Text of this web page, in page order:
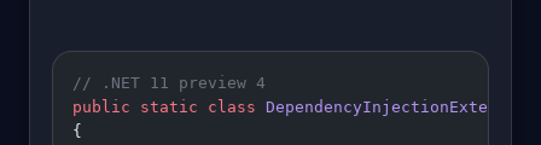
// .NET 11 preview 4
public static class
{